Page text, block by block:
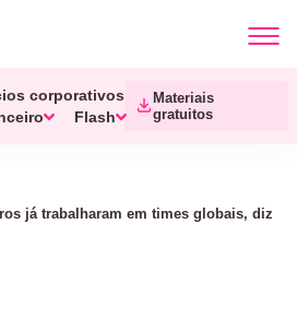
corporativos
Flash
Materiais
gratuitos
já trabalharam em times globais, diz